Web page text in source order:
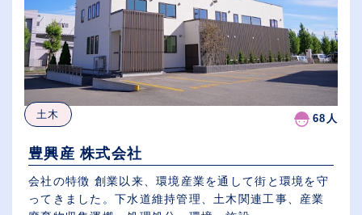
土木 68人
豊興産 株式会社
会社の特徴 創業以来、環境産業を通して街と環境を守
ってきました。下水道維持管理、土木関連工事、産業